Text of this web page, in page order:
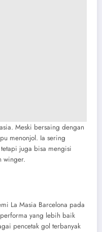
Meski bersaing dengan
menonjol. Ia sering
juga bisa mengisi
winger.
La Masia Barcelona pada
yang lebih baik
pencetak gol terbanyak